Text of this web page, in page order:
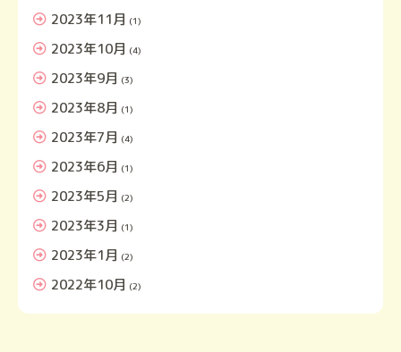
2023年11月 (1)
2023年10月 (4)
2023年9月 (3)
2023年8月 (1)
2023年7月 (4)
2023年6月 (1)
2023年5月 (2)
2023年3月 (1)
2023年1月 (2)
2022年10月 (2)